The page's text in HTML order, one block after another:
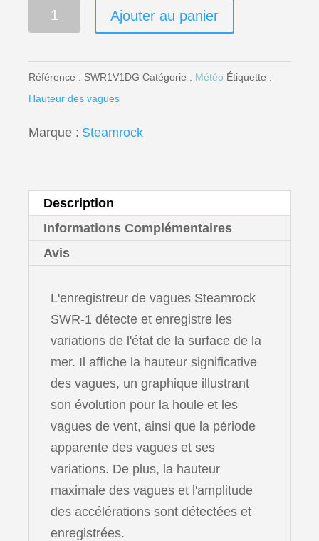
Enregistreur
de
SWR-
1
Ajouter au panier
Référence : SWR1V1DG Catégorie : Météo Étiquette :
Hauteur des vagues
Marque : Steamrock
Description
Informations Complémentaires
Avis
L'enregistreur de vagues Steamrock
SWR-1 détecte et enregistre les
variations de l'état de la surface de la
mer. Il affiche la hauteur significative
des vagues, un graphique illustrant
son évolution pour la houle et les
vagues de vent, ainsi que la période
apparente des vagues et ses
variations. De plus, la hauteur
maximale des vagues et l'amplitude
des accélérations sont détectées et
enregistrées.